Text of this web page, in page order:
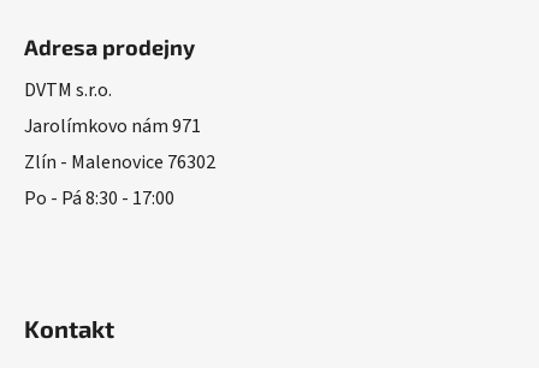
Adresa prodejny
DVTM s.r.o.
Jarolímkovo nám 971
Zlín - Malenovice 76302
Po - Pá 8:30 - 17:00
Kontakt